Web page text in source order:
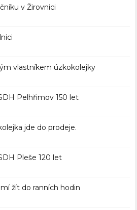
v Žirovnici
vlastníkem úzkokolejky
Pelhřimov 150 let
jde do prodeje.
Pleše 120 let
žít do ranních hodin